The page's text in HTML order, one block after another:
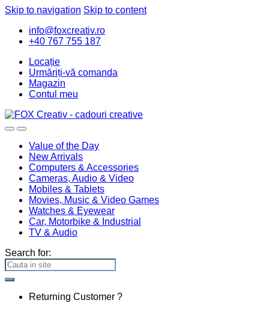
Skip to navigation Skip to content
info@foxcreativ.ro
+40 767 755 187
Locație
Urmăriți-vă comanda
Magazin
Contul meu
Value of the Day
New Arrivals
Computers & Accessories
Cameras, Audio & Video
Mobiles & Tablets
Movies, Music & Video Games
Watches & Eyewear
Car, Motorbike & Industrial
TV & Audio
Search for:
Returning Customer ?